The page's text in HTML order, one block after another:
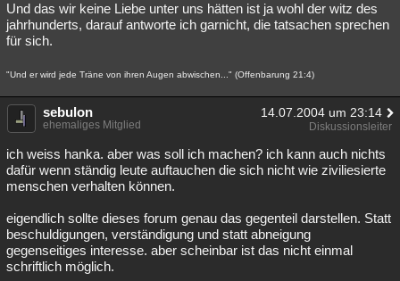
Und das wir keine Liebe unter uns hätten ist ja wohl der witz des
jahrhunderts, darauf antworte ich garnicht, die tatsachen sprechen
für sich.
"Und er wird jede Träne von ihren Augen abwischen..." (Offenbarung 21:4)
sebulon 14.07.2004 um 23:14
ehemaliges Mitglied Diskussionsleiter
ich weiss hanka. aber was soll ich machen? ich kann auch nichts
dafür wenn ständig leute auftauchen die sich nicht wie ziviliesierte
menschen verhalten können.
eigendlich sollte dieses forum genau das gegenteil darstellen. Statt
beschuldigungen, verständigung und statt abneigung
gegenseitiges interesse. aber scheinbar ist das nicht einmal
schriftlich möglich.